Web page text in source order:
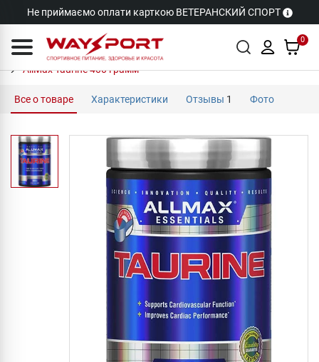
Не приймаємо оплати карткою ВЕТЕРАНСКИЙ СПОРТ
0
AllMax Taurine 400 грамм
Все о товаре Характеристики Отзывы 1 Фото